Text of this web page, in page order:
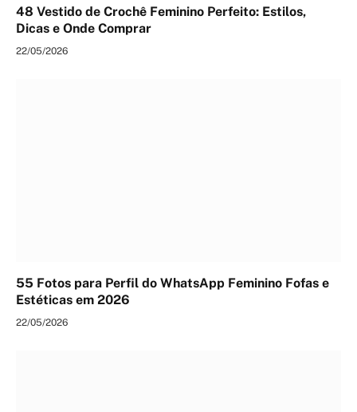
48 Vestido de Crochê Feminino Perfeito: Estilos,
Dicas e Onde Comprar
22/05/2026
55 Fotos para Perfil do WhatsApp Feminino Fofas e
Estéticas em 2026
22/05/2026